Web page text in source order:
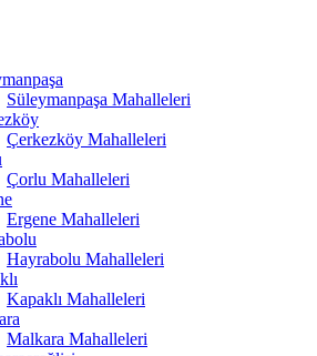
Süleymanpaşa Mahalleleri
Çerkezköy Mahalleleri
Çorlu Mahalleleri
Ergene Mahalleleri
Hayrabolu Mahalleleri
Kapaklı Mahalleleri
Malkara Mahalleleri